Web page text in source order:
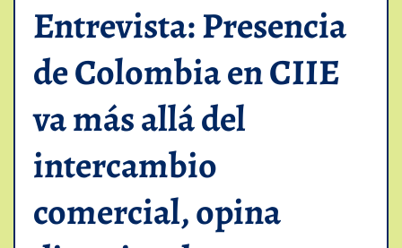
Entrevista: Presencia
de Colombia en CIIE
va más allá del
intercambio
comercial, opina